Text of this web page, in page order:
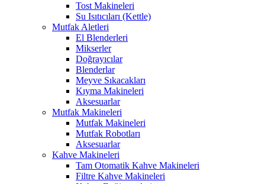
Tost Makineleri
Su Isıtıcıları (Kettle)
Mutfak Aletleri
El Blenderleri
Mikserler
Doğrayıcılar
Blenderlar
Meyve Sıkacakları
Kıyma Makineleri
Aksesuarlar
Mutfak Makineleri
Mutfak Makineleri
Mutfak Robotları
Aksesuarlar
Kahve Makineleri
Tam Otomatik Kahve Makineleri
Filtre Kahve Makineleri